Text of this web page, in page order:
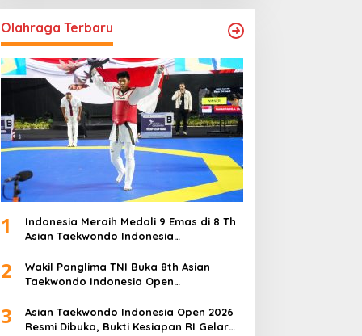
Olahraga Terbaru
1
Indonesia Meraih Medali 9 Emas di 8 Th
Asian Taekwondo Indonesia
2
Wakil Panglima TNI Buka 8th Asian
Taekwondo Indonesia Open
3
Asian Taekwondo Indonesia Open 2026
Resmi Dibuka, Bukti Kesiapan RI Gelar